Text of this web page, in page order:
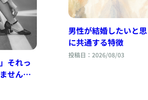
それっ
せん｜
る婚活
男性が結婚したいと
に共通する特徴
投稿日：2026/08/03